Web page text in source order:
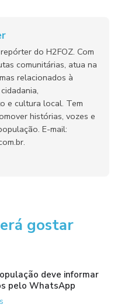
do H2FOZ. Com
comunitárias, atua na
relacionados à
e cultura local. Tem
histórias, vozes e
E-mail:
gostar
deve informar
pelo WhatsApp